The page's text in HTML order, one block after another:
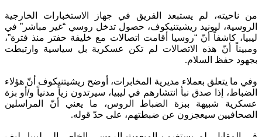
من ناحيته، لم يستبعد الفريق في جهاز الاستخبارات الخارجية
الروسية، ليونيد ريشيتنيكوف، حصول تدخل روسي “غير مباشر” في
ليبيا، كاشفاً أنّ “روسيا أقامت اتصالات مع خليفة حفتر منذ فترة”،
ومبيناً أنّ هذه الاتصالات لم تكن عسكرية بل سياسية وارتبطت
بجهود حفظ السلام.
وفي ما يتعلق بعملاء مديرية المخابرات، أوضح ريشيتنيكوف أنّ هؤلاء
الضباط، إذا صدق نبأ انتشارهم في ليبيا، سيرتدون زياً مدنياً و/أو بزة
عسكرية شبيهة ببزة الضباط الروس، ما يعني أنّ المراسلين
الصحافيين سيعجزون عن ضبطتهم، على حدّ قوله.